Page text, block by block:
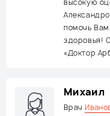
высокую
помочь
здоровья!
«Доктор
Михаил
Врач